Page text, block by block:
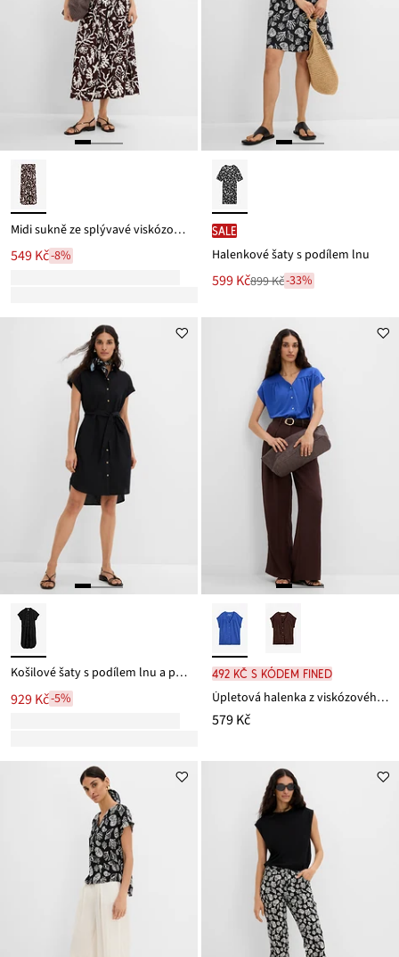
Midi sukně ze splývavé viskózové směsi
549 Kč-8%
SALE
Halenkové šaty s podílem lnu
Nová
599 Kč
Zlevněno
ceny
899 Kč-33%
Košilové šaty s podílem lnu a páskem na zavazování
929 Kč-5%
492 Kč s kódem FINED
Úpletová halenka z viskózového piké
579 Kč